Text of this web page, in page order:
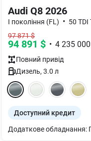
Audi Q8 2026
I покоління (FL) • 50
97 871$
94 891 $ • 4 235 000
Повний привід
Дизель, 3.0 л
Доступний кредит